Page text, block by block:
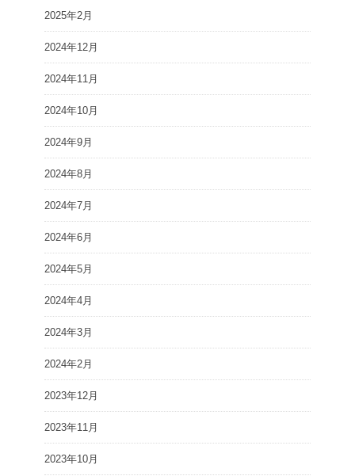
2025年2月
2024年12月
2024年11月
2024年10月
2024年9月
2024年8月
2024年7月
2024年6月
2024年5月
2024年4月
2024年3月
2024年2月
2023年12月
2023年11月
2023年10月